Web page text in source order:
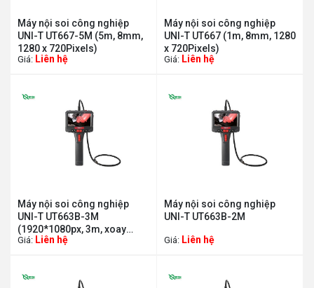
Máy nội soi công nghiệp
UNI-T UT667-5M (5m, 8mm,
1280 x 720Pixels)
Giá: Liên hệ
Máy nội soi công nghiệp
UNI-T UT667 (1m, 8mm, 1280
x 720Pixels)
Giá: Liên hệ
Máy nội soi công nghiệp
UNI-T UT663B-3M
(1920*1080px, 3m, xoay
360°)
Giá: Liên hệ
Máy nội soi công nghiệp
UNI-T UT663B-2M
Giá: Liên hệ